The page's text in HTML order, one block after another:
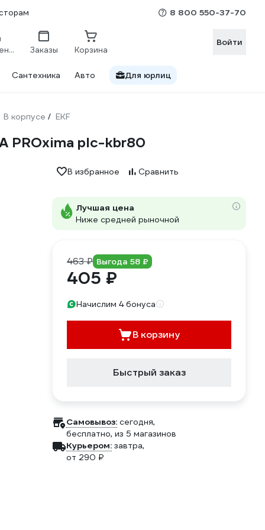
8 800 550-37-70
Сравнение Заказы Корзина
Войти
Сантехника Авто Для юрлиц
В корпусе / EKF
PROxima plc-kbr80
В избранное Сравнить
Лучшая цена
Ниже средней рыночной
463 ₽ Выгода 58 ₽
405 ₽
Начислим 4 бонуса
В корзину
Быстрый заказ
Самовывоз: сегодня,
бесплатно, из 5 магазинов
Курьером: завтра,
от 290 ₽